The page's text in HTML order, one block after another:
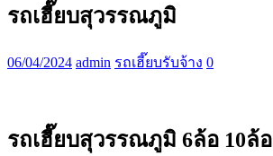
รถเฮี๊ยบสุวรรณภูมิ
06/04/2024 admin รถเฮี๊ยบรับจ้าง 0
รถเฮี๊ยบสุวรรณภูมิ 6ล้อ 10ล้